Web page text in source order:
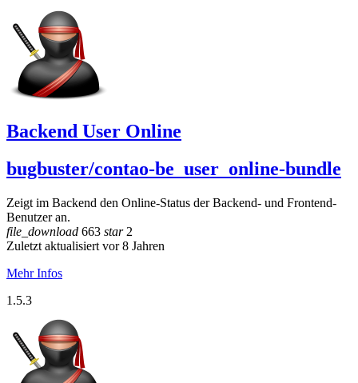
Backend User Online
bugbuster/contao-be_user_online-bundle
Zeigt im Backend den Online-Status der Backend- und Frontend-
Benutzer an.
file_download 663 star2
Zuletzt aktualisiert vor 8 Jahren
Mehr Infos
1.5.3